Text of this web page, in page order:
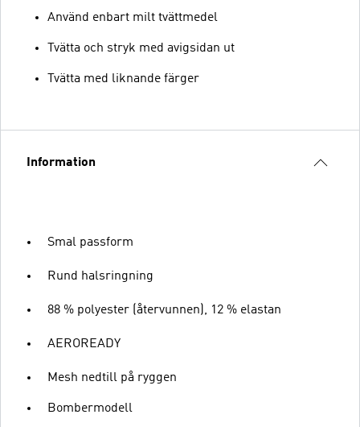
Använd enbart milt tvättmedel
Tvätta och stryk med avigsidan ut
Tvätta med liknande färger
Information
Smal passform
Rund halsringning
88 % polyester (återvunnen), 12 % elastan
AEROREADY
Mesh nedtill på ryggen
Bombermodell